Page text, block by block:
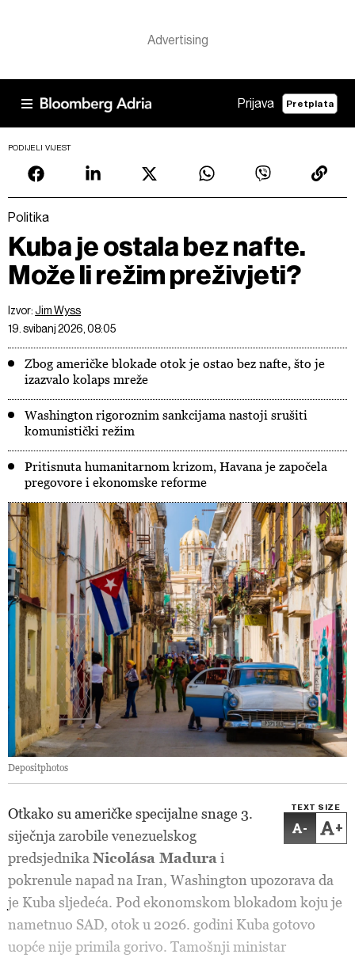
Prijava Pretplata
PODIJELI VIJEST
Politika
Kuba je ostala bez nafte.
Može li režim preživjeti?
Izvor:Jim Wyss
19. svibanj 2026, 08:05
Zbog američke blokade otok je ostao bez nafte, što je
izazvalo kolaps mreže
Washington rigoroznim sankcijama nastoji srušiti
komunistički režim
Pritisnuta humanitarnom krizom, Havana je započela
pregovore i ekonomske reforme
Depositphotos
TEXT SIZE
- +
Otkako su američke specijalne snage 3.
siječnja zarobile venezuelskog
predsjednika Nicolása Madura i
pokrenule napad na Iran, Washington upozorava da
je Kuba sljedeća. Pod ekonomskom blokadom koju je
nametnuo SAD, otok u 2026. godini Kuba gotovo
uopće nije primila gorivo. Tamošnji ministar